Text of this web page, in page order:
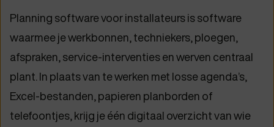
Planning software voor installateurs is software
waarmee je werkbonnen, techniekers, ploegen,
afspraken, service-interventies en werven centraal
plant. In plaats van te werken met losse agenda’s,
Excel-bestanden, papieren planborden of
telefoontjes, krijg je één digitaal overzicht van wie